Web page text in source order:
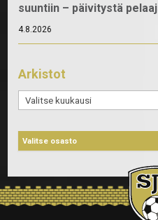
suuntiin – päivitystä
4.8.2026
Arkistot
Arkistot